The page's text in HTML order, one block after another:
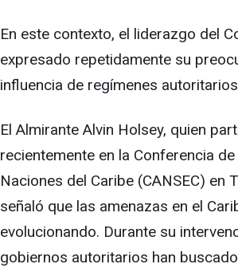
En este contexto, el liderazgo del
expresado repetidamente su
influencia de regímenes
El Almirante Alvin Holsey, quien
recientemente en la Conferencia
Naciones del Caribe (CANSEC) en
señaló que las amenazas en el
evolucionando. Durante su
gobiernos autoritarios han